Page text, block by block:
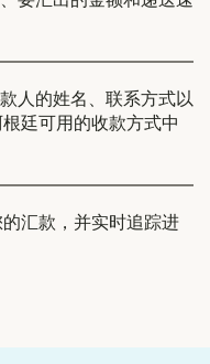
款人的姓名、联系方式以
廷可用的收款方式中
汇款，并实时追踪进